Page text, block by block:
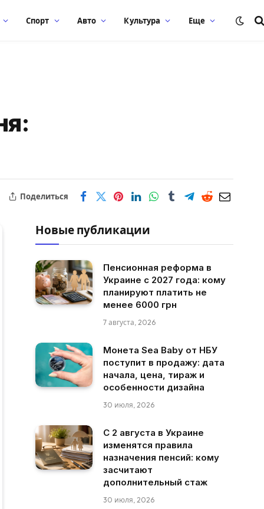
Спорт Авто Культура Еще
Поделиться
Новые публикации
Пенсионная реформа в
Украине с 2027 года: кому
планируют платить не
менее 6000 грн
7 августа, 2026
Монета Sea Baby от НБУ
поступит в продажу: дата
начала, цена, тираж и
особенности дизайна
30 июля, 2026
С 2 августа в Украине
изменятся правила
назначения пенсий: кому
засчитают
дополнительный стаж
30 июля, 2026